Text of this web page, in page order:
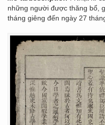
những người được thăng bổ,
tháng giêng đến ngày 27